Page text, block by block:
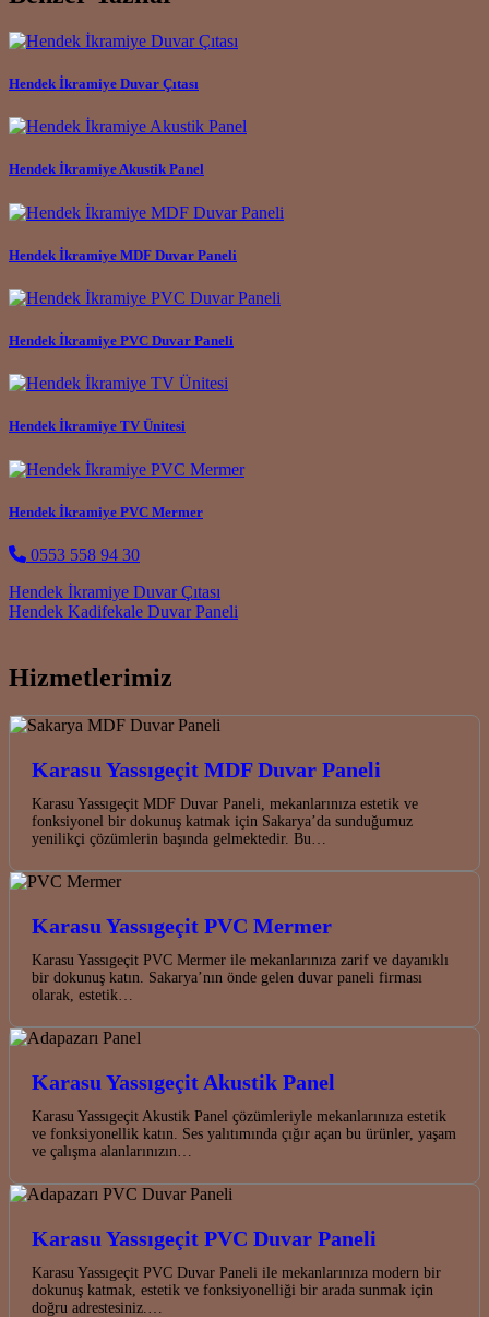
Hendek İkramiye Duvar Çıtası
Hendek İkramiye Akustik Panel
Hendek İkramiye MDF Duvar Paneli
Hendek İkramiye PVC Duvar Paneli
Hendek İkramiye TV Ünitesi
Hendek İkramiye PVC Mermer
0553 558 94 30
Post navigation
Hendek İkramiye Duvar Çıtası
Hendek Kadifekale Duvar Paneli
Hizmetlerimiz
Karasu Yassıgeçit MDF Duvar Paneli
Karasu Yassıgeçit MDF Duvar Paneli, mekanlarınıza estetik ve
fonksiyonel bir dokunuş katmak için Sakarya’da sunduğumuz
yenilikçi çözümlerin başında gelmektedir. Bu…
Karasu Yassıgeçit PVC Mermer
Karasu Yassıgeçit PVC Mermer ile mekanlarınıza zarif ve dayanıklı
bir dokunuş katın. Sakarya’nın önde gelen duvar paneli firması
olarak, estetik…
Karasu Yassıgeçit Akustik Panel
Karasu Yassıgeçit Akustik Panel çözümleriyle mekanlarınıza estetik
ve fonksiyonellik katın. Ses yalıtımında çığır açan bu ürünler, yaşam
ve çalışma alanlarınızın…
Karasu Yassıgeçit PVC Duvar Paneli
Karasu Yassıgeçit PVC Duvar Paneli ile mekanlarınıza modern bir
dokunuş katmak, estetik ve fonksiyonelliği bir arada sunmak için
doğru adrestesiniz.…